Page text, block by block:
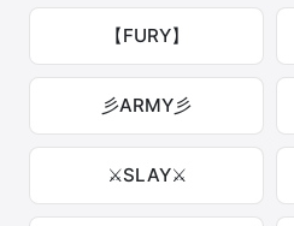
【FURY】
彡ARMY彡
⚔SLAY⚔